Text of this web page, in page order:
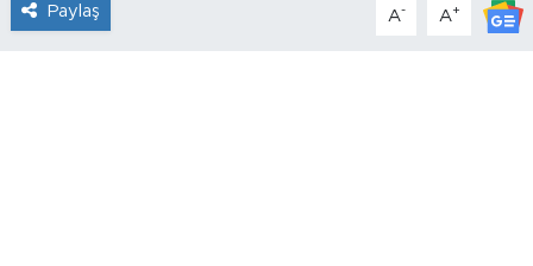
Paylaş A- A+